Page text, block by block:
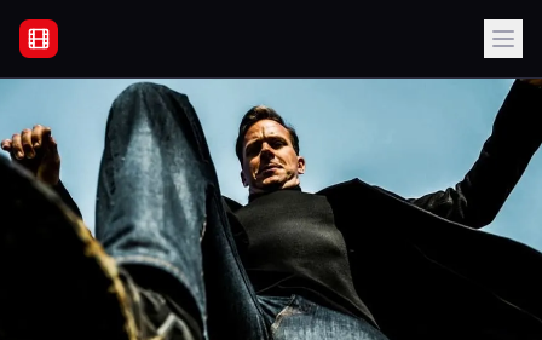
Filme Online Subtitrate - Acasă